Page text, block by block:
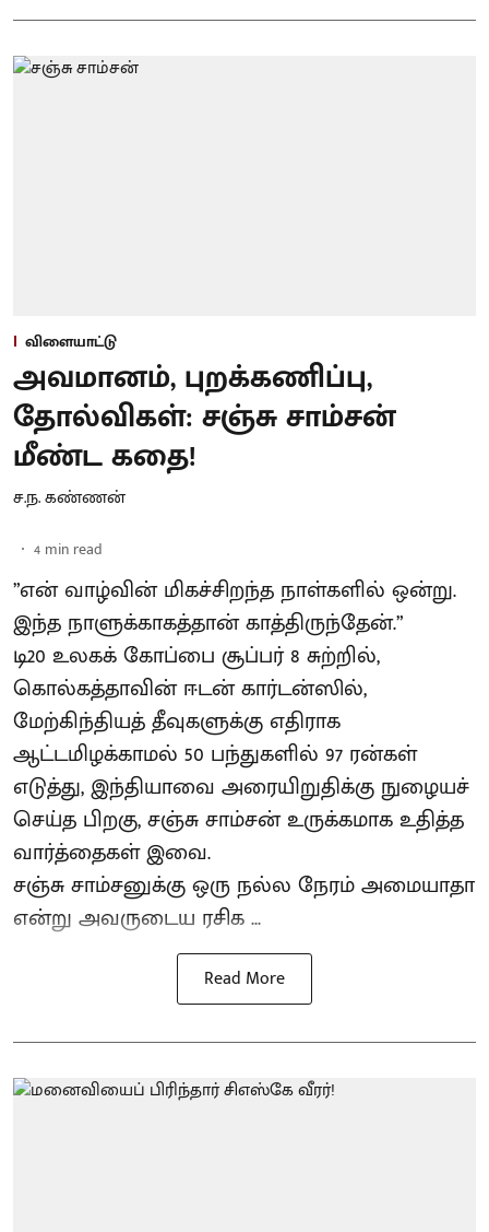
விளையாட்டு
அவமானம், புறக்கணிப்பு,
தோல்விகள்: சஞ்சு சாம்சன்
மீண்ட கதை!
ச.ந. கண்ணன்
4 min read
”என் வாழ்வின் மிகச்சிறந்த நாள்களில் ஒன்று.
இந்த நாளுக்காகத்தான் காத்திருந்தேன்.”
டி20 உலகக் கோப்பை சூப்பர் 8 சுற்றில்,
கொல்கத்தாவின் ஈடன் கார்டன்ஸில்,
மேற்கிந்தியத் தீவுகளுக்கு எதிராக
ஆட்டமிழக்காமல் 50 பந்துகளில் 97 ரன்கள்
எடுத்து, இந்தியாவை அரையிறுதிக்கு நுழையச்
செய்த பிறகு, சஞ்சு சாம்சன் உருக்கமாக உதித்த
வார்த்தைகள் இவை.
சஞ்சு சாம்சனுக்கு ஒரு நல்ல நேரம் அமையாதா
என்று அவருடைய ரசிக ...
Read More